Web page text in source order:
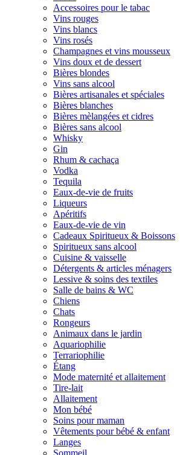
Accessoires pour le tabac
Vins rouges
Vins blancs
Vins rosés
Champagnes et vins mousseux
Vins doux et de dessert
Bières blondes
Vins sans alcool
Bières artisanales et spéciales
Bières blanches
Bières mèlangées et cidres
Bières sans alcool
Whisky
Gin
Rhum & cachaça
Vodka
Tequila
Eaux-de-vie de fruits
Liqueurs
Apéritifs
Eaux-de-vie de vin
Cadeaux Spiritueux & Boissons
Spiritueux sans alcool
Cuisine & vaisselle
Détergents & articles ménagers
Lessive & soins des textiles
Salle de bains & WC
Chiens
Chats
Rongeurs
Animaux dans le jardin
Aquariophilie
Terrariophilie
Étang
Mode maternité et allaitement
Tire-lait
Allaitement
Mon bébé
Soins pour maman
Vêtements pour bébé & enfant
Langes
Sommeil